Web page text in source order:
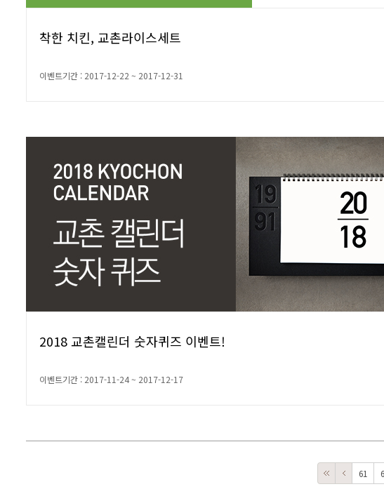
착한 치킨, 교촌라이스세트
이벤트기간 : 2017-12-22 ~ 2017-12-31
2018 교촌캘린더 숫자퀴즈 이벤트!
이벤트기간 : 2017-11-24 ~ 2017-12-17
61